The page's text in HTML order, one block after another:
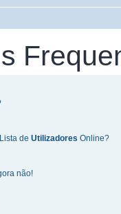
de Utilizadores Online?
não!